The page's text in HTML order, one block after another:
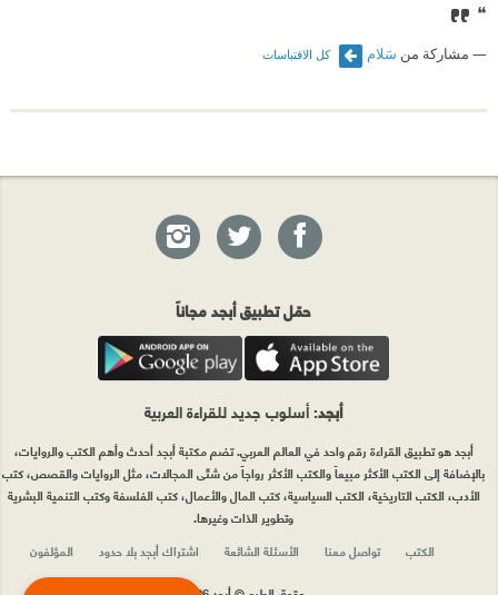
❝
مشاركة من سَلام كل الاقتباسات
حمّل تطبيق أبجد مجاناً
أبجد: أسلوب جديد للقراءة العربية
أبجد هو تطبيق القراءة رقم واحد في العالم العربي. تضم مكتبة أبجد أحدث وأهم الكتب والروايات،
بالإضافة إلى الكتب الأكثر مبيعاً والكتب الأكثر رواجاً من شتّى المجالات، مثل الروايات والقصص، كتب
الأدب، الكتب التاريخية، الكتب السياسية، كتب المال والأعمال، كتب الفلسفة وكتب التنمية البشرية
وتطوير الذات وغيرها.
الكتب
تواصل معنا الأسئلة الشائعة اشتراك أبجد بلا حدود
المؤلفون